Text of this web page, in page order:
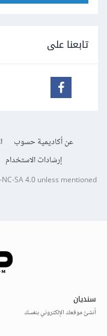
تابعنا على
عن أكاديمية حسوب
إرشادات الاستخدام
NC-SA 4.0unless mentioned